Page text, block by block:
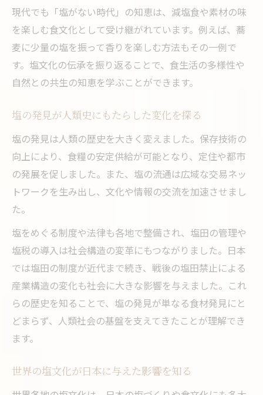
現代でも「塩がない時代」の知恵は、減塩食や素材の味
を楽しむ食文化として受け継がれています。例えば、蕎
麦に少量の塩を振って香りを楽しむ方法もその一例で
す。塩文化の伝承を振り返ることで、食生活の多様性や
自然との共生の知恵を学ぶことができます。
塩の発見が人類史にもたらした変化を探る
塩の発見は人類の歴史を大きく変えました。保存技術の
向上により、食糧の安定供給が可能となり、定住や都市
の発展を促しました。また、塩の流通は広域な交易ネッ
トワークを生み出し、文化や情報の交流を加速させまし
た。
塩をめぐる制度や法律も各地で整備され、塩田の管理や
塩税の導入は社会構造の変革にもつながりました。日本
では塩田の制度が近代まで続き、戦後の塩田禁止による
産業構造の変化も社会に大きな影響を与えました。これ
らの歴史を知ることで、塩の発見が単なる食材発見にと
どまらず、人類社会の基盤を支えてきたことが理解でき
ます。
世界の塩文化が日本に与えた影響を知る